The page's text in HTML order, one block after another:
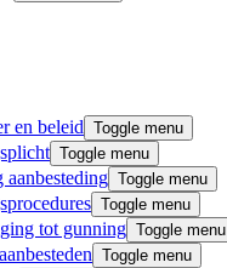
en beleid Toggle menu
Toggle menu
Toggle menu
Toggle menu
tot gunning Toggle menu
Toggle menu